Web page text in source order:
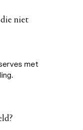
niet
met